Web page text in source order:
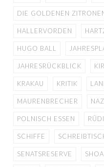
DIE GOLDENEN
HALLERVORDEN
HUGO BALL
JAHRESRÜCKBLICK
KRAKAU KRITIK
MAURENBRECHER
POLNISCH ESSEN
SCHIFFE
SENATSRESERVE